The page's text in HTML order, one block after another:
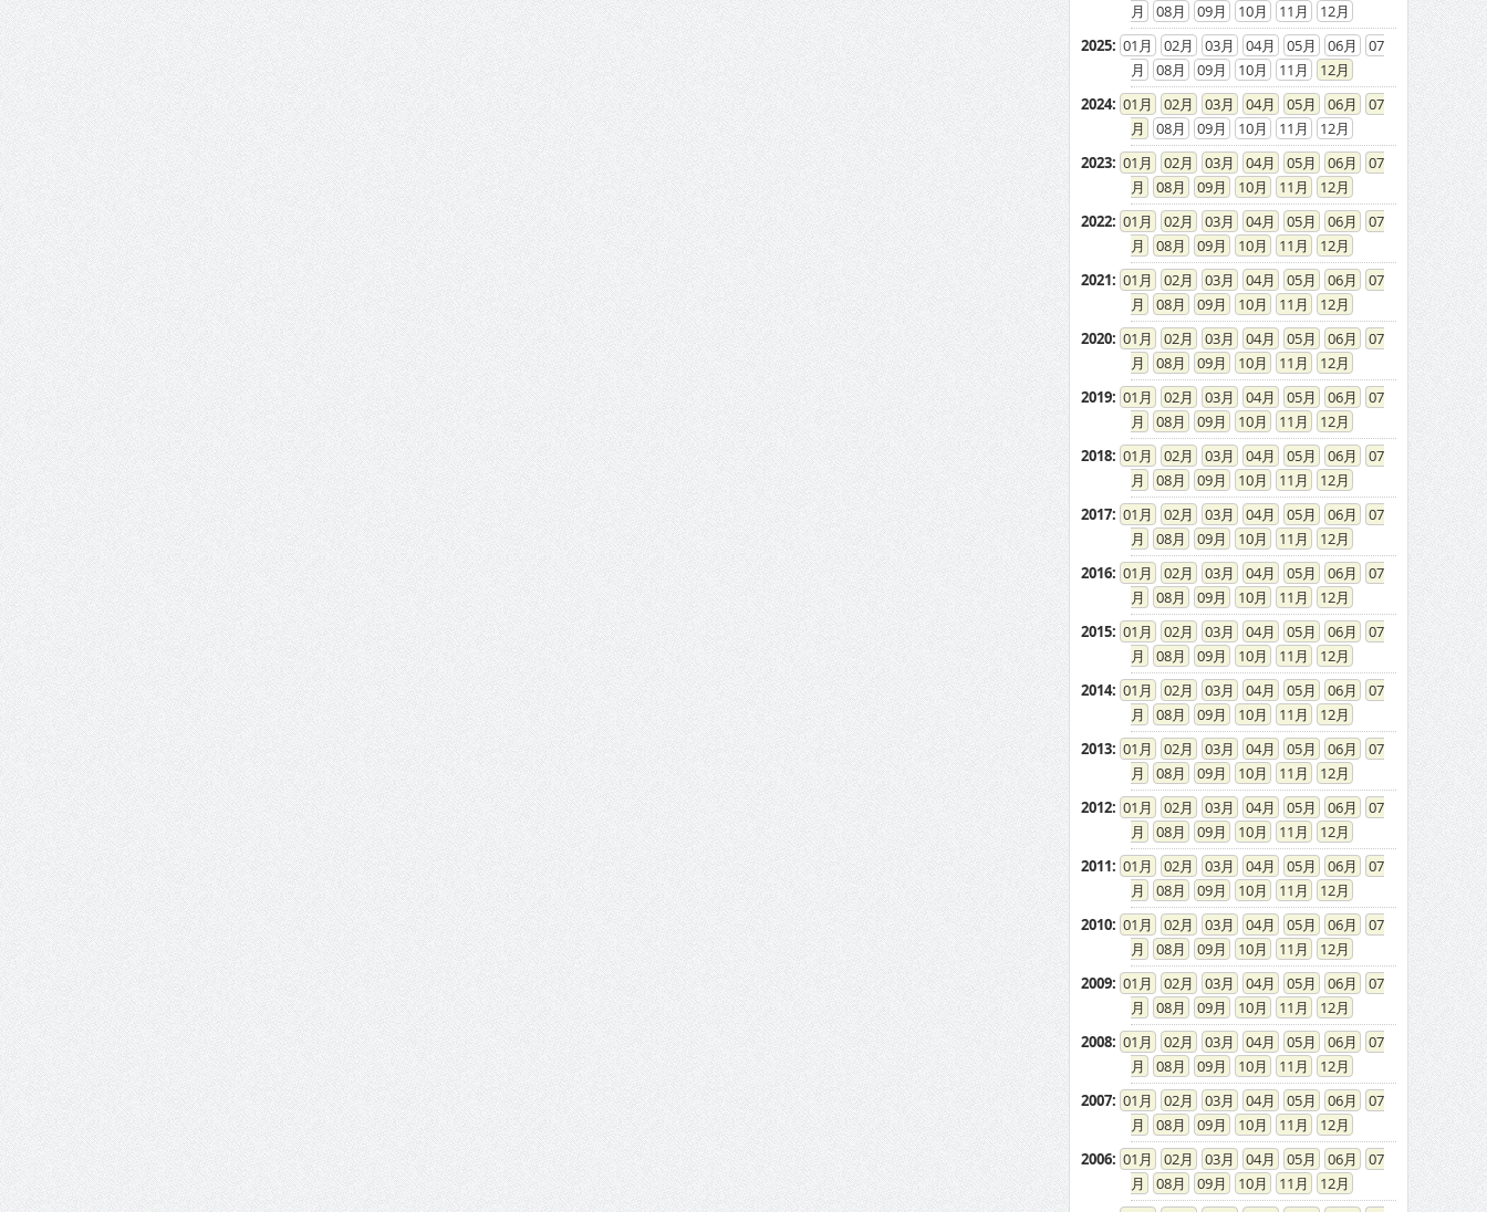
08
09 10 11
12
2025: 01 02 03 04 05 06
07
08
09 10 11
12
2024: 01 02 03 04 05 06
07
08
09 10 11
12
2023: 01 02 03 04 05 06
07
08
09 10 11
12
2022: 01 02 03 04 05 06
07
08
09 10 11
12
2021: 01 02 03 04 05 06
07
08
09 10 11
12
2020: 01 02 03 04 05 06
07
08
09 10 11
12
2019: 01 02 03 04 05 06
07
08
09 10 11
12
2018: 01 02 03 04 05 06
07
08
09 10 11
12
2017: 01 02 03 04 05 06
07
08
09 10 11
12
2016: 01 02 03 04 05 06
07
08
09 10 11
12
2015: 01 02 03 04 05 06
07
08
09 10 11
12
2014: 01 02 03 04 05 06
07
08
09 10 11
12
2013: 01 02 03 04 05 06
07
08
09 10 11
12
2012: 01 02 03 04 05 06
07
08
09 10 11
12
2011: 01 02 03 04 05 06
07
08
09 10 11
12
2010: 01 02 03 04 05 06
07
08
09 10 11
12
2009: 01 02 03 04 05 06
07
08
09 10 11
12
2008: 01 02 03 04 05 06
07
08
09 10 11
12
2007: 01 02 03 04 05 06
07
08
09 10 11
12
2006: 01 02 03 04 05 06
07
08
09 10 11
12